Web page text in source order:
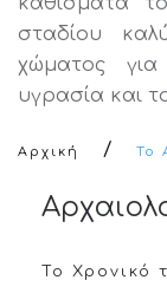
σταδίου
χώματος
υγρασία και
Αρχική Το
Το Χρονικό